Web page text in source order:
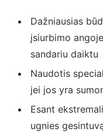
Dažniausias
įsiurbimo
sandariu daiktu
Naudotis
jei jos yra
Esant
ugnies